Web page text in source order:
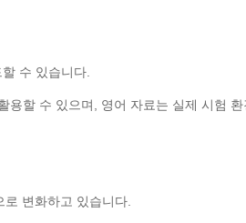
수 있습니다.
용할 수 있으며, 영어 자료는 실제 시험
변화하고 있습니다.